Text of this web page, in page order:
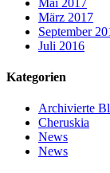
März 2017
September
Juli 2016
Kategorien
Archivierte
Cheruskia
News
News